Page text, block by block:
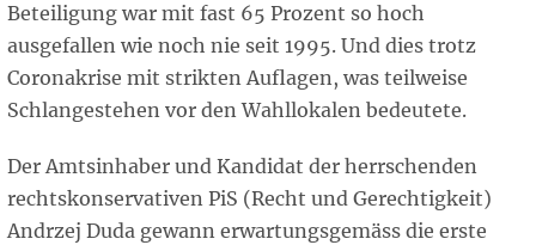
Beteiligung war mit fast 65 Prozent so hoch
ausgefallen wie noch nie seit 1995. Und dies trotz
Coronakrise mit strikten Auflagen, was teilweise
Schlangestehen vor den Wahllokalen bedeutete.
Der Amtsinhaber und Kandidat der herrschenden
rechtskonservativen PiS (Recht und Gerechtigkeit)
Andrzej Duda gewann erwartungsgemäss die erste